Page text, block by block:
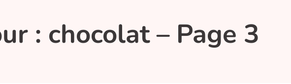
: chocolat – Page 3